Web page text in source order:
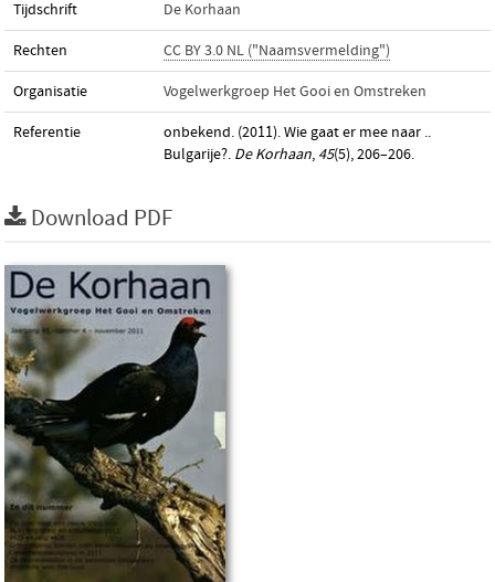
Tijdschrift De Korhaan
Rechten CC BY 3.0 NL ("Naamsvermelding")
Organisatie Vogelwerkgroep Het Gooi en Omstreken
Referentie
onbekend. (2011). Wie gaat er mee naar ..
Bulgarije?. De Korhaan, 45(5), 206–206.
Download PDF